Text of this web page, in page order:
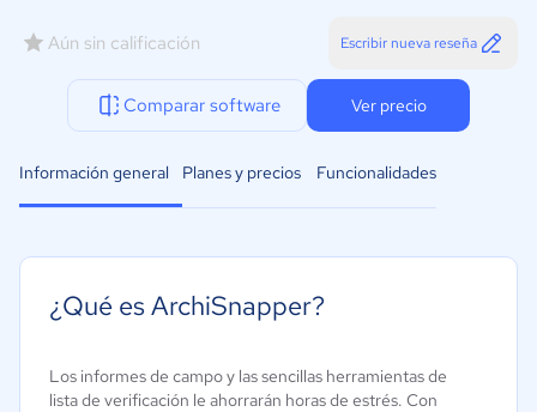
Aún sin calificación Escribir nueva reseña
Comparar software Ver precio
Información general Planes y precios Funcionalidades
¿Qué es ArchiSnapper?
Los informes de campo y las sencillas herramientas de
lista de verificación le ahorrarán horas de estrés. Con